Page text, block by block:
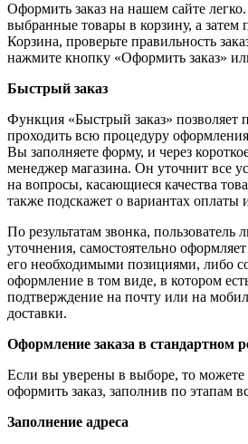
Оформить заказ на нашем сайте
выбранные товары в корзину, а затем
Корзина, проверьте правильность
нажмите кнопку «Оформить заказ»
Быстрый заказ
Функция «Быстрый заказ» позволяет
проходить всю процедуру оформления
Вы заполняете форму, и через
менеджер магазина. Он уточнит все
на вопросы, касающиеся качества
также подскажет о вариантах оплаты
По результатам звонка, пользователь
уточнения, самостоятельно
его необходимыми позициями, либо
оформление в том виде, в котором
подтверждение на почту или на
доставки.
Оформление заказа в стандартном
Если вы уверены в выборе, то можете
оформить заказ, заполнив по этапам
Заполнение адреса